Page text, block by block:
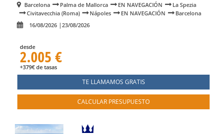
Barcelona Palma de Mallorca EN NAVEGACIÓN
La Spezia
Civitavecchia (Roma)
Nápoles EN NAVEGACIÓN
Barcelona
16/08/2026
23/08/2026
desde
2.005 €
+379€ de tasas
TE LLAMAMOS GRATIS
CALCULAR PRESUPUESTO